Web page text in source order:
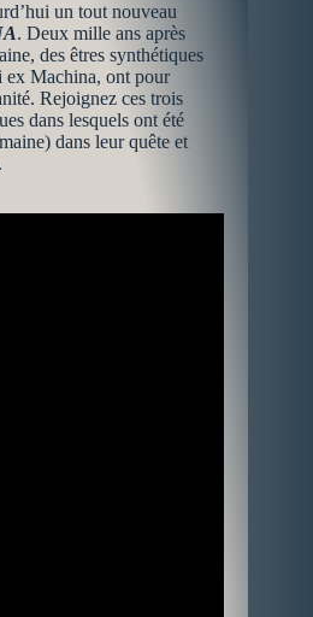
un tout nouveau
. Deux mille ans après
des êtres synthétiques
ex Machina, ont pour
Rejoignez ces trois
dans lesquels ont été
dans leur quête et